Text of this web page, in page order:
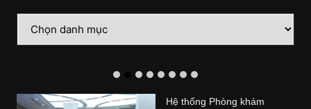
mục
Hệ thống Phòng khám